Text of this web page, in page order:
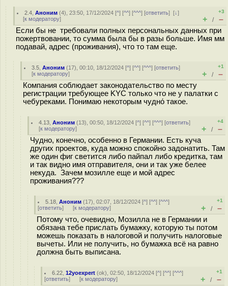
2.4 ,Аноним (4), 23:50, 17/12/2024 [^] [^^] [^^^] [ответить][↓]
[к модератору]
+3
+ / –
Если бы не требовали полных персональных данных при
пожертвовании, то сумма была бы в разы больше. Имя мм
подавай, адрес (проживания), что то там еще.
3.5 ,Аноним (17), 00:10, 18/12/2024 [^] [^^] [^^^] [ответить]
[к модератору]
+1
+ / –
Компания соблюдает законодательство по месту
регистрации требующее KYC только что не у палатки с
чебуреками. Понимаю некоторым чудно́ такое.
4.13 ,Аноним (13), 00:50, 18/12/2024 [^] [^^] [^^^] [ответить]
[к модератору]
+4
+ / –
Чудно, конечно, особенно в Германии. Есть куча
других проектов, куда можно спокойно задонатить. Там
же один фиг светится либо пайпал либо кредитка, там
и так видно имя отправителя, они и так уже белее
некуда. Зачем мозилле еще и мой адрес
проживания???
5.18 ,Аноним (17), 02:07, 18/12/2024 [^] [^^] [^^^]
[ответить] [к модератору]
+1
+ / –
Потому что, очевидно, Мозилла не в Германии и
обязана тебе прислать бумажку, которую ты потом
можешь показать в налоговой и получить налоговые
вычеты. Или не получить, но бумажка всё на равно
должна быть выписана.
6.22 ,12yoexpert (ok), 02:50, 18/12/2024 [^] [^^] [^^^]
[ответить] [к модератору]
+1
+ / –